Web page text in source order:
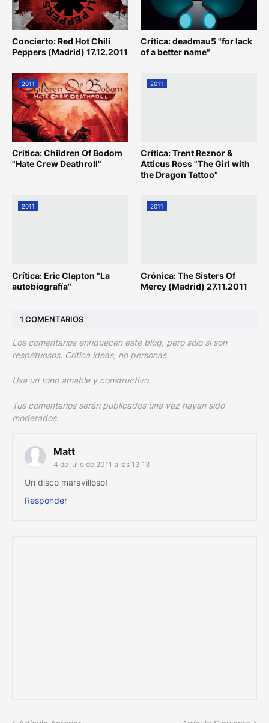
Concierto: Red Hot Chili
Peppers (Madrid) 17.12.2011
Crítica: deadmau5 "for lack
of a better name"
2011
Crítica: Children Of Bodom
"Hate Crew Deathroll"
2011
Crítica: Trent Reznor &
Atticus Ross "The Girl with
the Dragon Tattoo"
2011
Crítica: Eric Clapton "La
autobiografía"
2011
Crónica: The Sisters Of
Mercy (Madrid) 27.11.2011
1 COMENTARIOS
Los comentarios enriquecen este blog, pero sólo si son
respetuosos. Critica ideas, no personas.
Usa un tono amable y constructivo.
Tus comentarios serán publicados una vez hayan sido
moderados.
Matt
4 de julio de 2011 a las 13:13
Un disco maravilloso!
Responder